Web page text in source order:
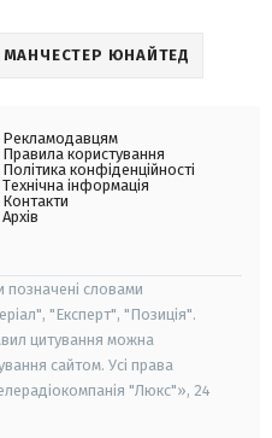
МАНЧЕСТЕР ЮНАЙТЕД
Рекламодавцям
Правила користування
Політика конфіденційності
Технічна інформація
Контакти
Архів
позначені словами
"Експерт", "Позиція".
цитування можна
сайтом. Усі права
"Люкс"», 24